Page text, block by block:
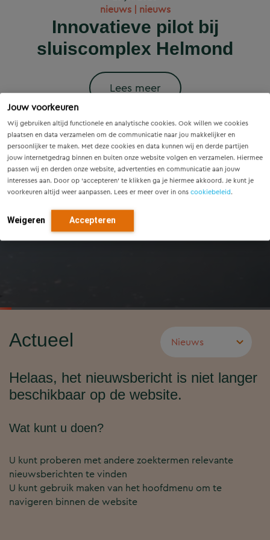
Jouw voorkeuren
Wij gebruiken altijd functionele en analytische cookies. Ook willen we cookies
plaatsen en data verzamelen om de communicatie naar jou makkelijker en
persoonlijker te maken. Met deze cookies en data kunnen wij en derde partijen
jouw internetgedrag binnen en buiten onze website volgen en verzamelen. Hiermee
passen wij en derden onze website, advertenties en communicatie aan jouw
interesses aan. Door op ‘accepteren’ te klikken ga je hiermee akkoord. Je kunt je
voorkeuren altijd weer aanpassen. Lees er meer over in ons cookiebeleid.
Weigeren Accepteren
woningbouwprojecten
krijgen straks
voorrang op het
stroomnet?
Lees meer
nieuws | nieuws
Innovatieve pilot bij
sluiscomplex Helmond
Lees meer
Slim onderzoek
voorkomt onnodige
vervanging van
Eindhovense tunnel
Voorzieningenscan
Drenthe: inzicht voor
vandaag, richting voor
morgen
Wet versterking regie
volkshuisvesting in
werking: wat betekent
dit voor gemeenten?
Actueel
Helaas, het nieuwsbericht is niet langer
beschikbaar op de website.
Wat kunt u doen?
U kunt proberen met andere zoektermen relevante
nieuwsberichten te vinden
U kunt gebruik maken van het hoofdmenu om te
navigeren binnen de website